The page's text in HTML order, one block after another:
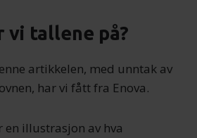
inn gjennom din bruk av
vi tallene på?
artikkelen, med unntak av
har vi fått fra Enova.
en illustrasjon av hva